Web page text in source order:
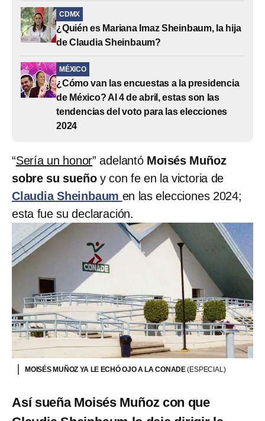
CDMX
¿Quién es Mariana Imaz Sheinbaum, la hija
de Claudia Sheinbaum?
MÉXICO
¿Cómo van las encuestas a la presidencia
de México? Al 4 de abril, estas son las
tendencias del voto para las elecciones
2024
“Sería un honor” adelantó Moisés Muñoz
sobre su sueñoy con fe en la victoria de
Claudia Sheinbaum en las elecciones 2024;
esta fue su declaración.
MOISÉS MUÑOZ YA LE ECHÓ OJO A LA CONADE(ESPECIAL)
Así sueña Moisés Muñoz con que